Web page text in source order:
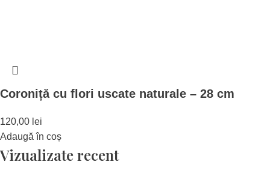
Coroniță cu flori uscate naturale – 28 cm
120,00 lei
Adaugă în coș
Vizualizate recent